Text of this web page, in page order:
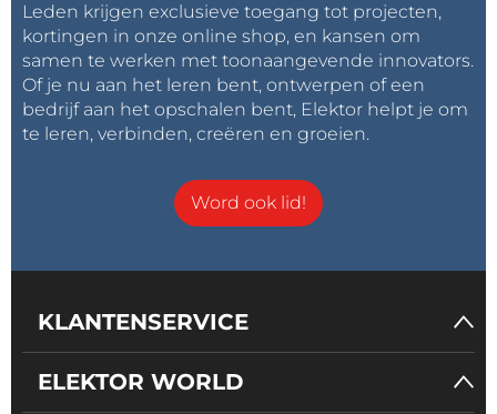
Leden krijgen exclusieve toegang tot projecten,
kortingen in onze online shop, en kansen om
samen te werken met toonaangevende innovators.
Of je nu aan het leren bent, ontwerpen of een
bedrijf aan het opschalen bent, Elektor helpt je om
te leren, verbinden, creëren en groeien.
Word ook lid!
KLANTENSERVICE
ELEKTOR WORLD